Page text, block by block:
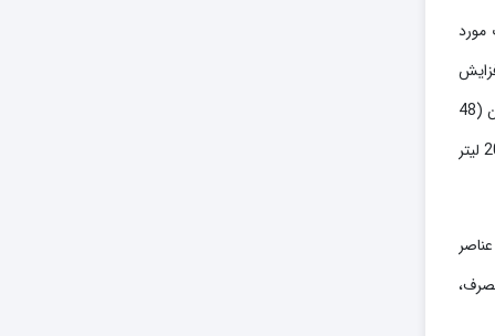
مورد
نسبت به شاهد به ترتیب 39 و 38 درصد افزایش
نشان داد. تیمار 5 لیتر در هکتار اسید هیومیک شوک کمترین میزان بلانک (25 درصد کاهش نسبت به شاهد) و بیشترین درصد عدم شکافتن (48
درصد نسبت به شاهد) را داشت. تیمار 10 لیتر در هکتار اسید هیومیک شوک با 21 درصد بیشترین رشد شاخه را نسبت به شاهد داشت. تیمار 20 لیتر
و عناصر